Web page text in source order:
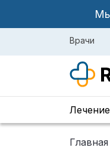
Врачи
Главная